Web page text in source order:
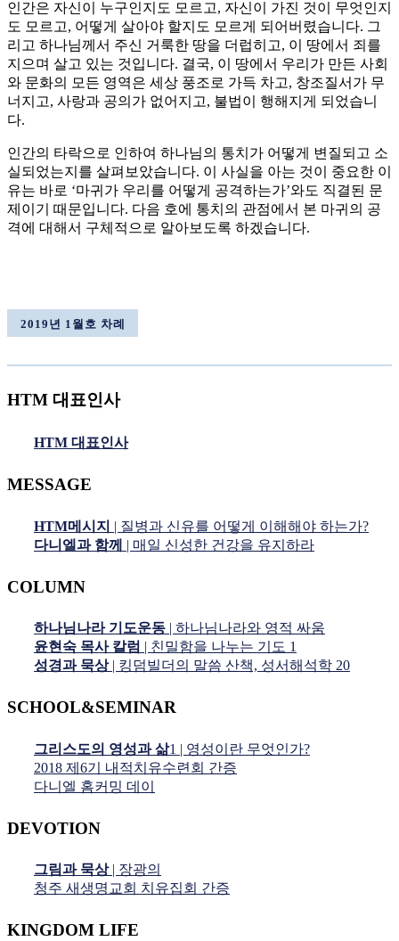
인간은 자신이 누구인지도 모르고, 자신이 가진 것이 무엇인지
도 모르고, 어떻게 살아야 할지도 모르게 되어버렸습니다. 그
리고 하나님께서 주신 거룩한 땅을 더럽히고, 이 땅에서 죄를
지으며 살고 있는 것입니다. 결국, 이 땅에서 우리가 만든 사회
와 문화의 모든 영역은 세상 풍조로 가득 차고, 창조질서가 무
너지고, 사랑과 공의가 없어지고, 불법이 행해지게 되었습니
다.
인간의 타락으로 인하여 하나님의 통치가 어떻게 변질되고 소
실되었는지를 살펴보았습니다. 이 사실을 아는 것이 중요한 이
유는 바로 ‘마귀가 우리를 어떻게 공격하는가’와도 직결된 문
제이기 때문입니다. 다음 호에 통치의 관점에서 본 마귀의 공
격에 대해서 구체적으로 알아보도록 하겠습니다.
2019년 1월호 차례
HTM 대표인사
HTM 대표인사
MESSAGE
HTM메시지 | 질병과 신유를 어떻게 이해해야 하는가?
다니엘과 함께
| 매일 신성한 건강을 유지하라
COLUMN
하나님나라 기도운동 | 하나님나라와 영적 싸움
윤현숙 목사 칼럼 | 친밀함을 나누는 기도 1
성경과 묵상| 킹덤빌더의 말씀 산책, 성서해석학 20
SCHOOL&SEMINAR
그리스도의 영성과 삶1 | 영성이란 무엇인가?
2018 제6기 내적치유수련회 간증
다니엘 홈커밍 데이
DEVOTION
그림과 묵상| 장광의
청주 새생명교회 치유집회 간증
KINGDOM LIFE